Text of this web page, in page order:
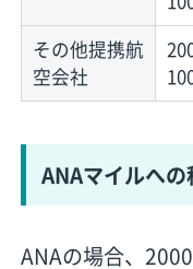
その他提携航
空会社
ANAマイルへ
ANAの場合、